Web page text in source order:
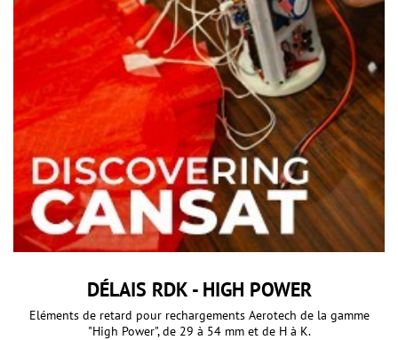
DÉLAIS RDK - HIGH POWER
Eléments de retard pour rechargements Aerotech de la gamme
"High Power", de 29 à 54 mm et de H à K.